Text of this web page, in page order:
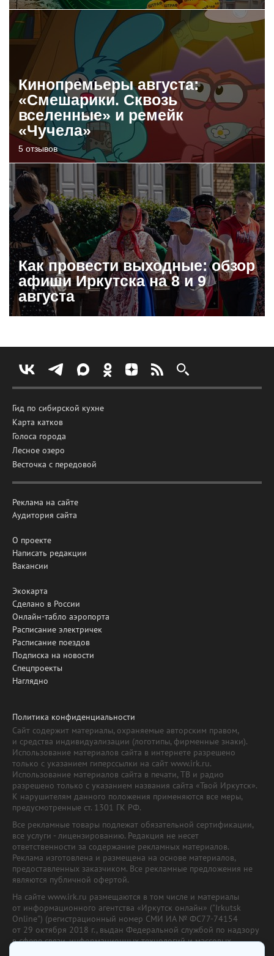
Кинопремьеры августа:
«Смешарики. Сквозь
вселенные» и ремейк
«Чучела»
5 отзывов
Как провести выходные: обзор
афиши Иркутска на 8 и 9
августа
Гид по сибирской кухне
Карта катков
Голоса города
Лесное озеро
Весточка с передовой
Реклама на сайте
Аудитория сайта
О проекте
Написать редакции
Вакансии
Экокарта
Сделано в России
Онлайн-табло аэропорта
Расписание электричек
Расписание поездов
Подписка на новости
Спецпроекты
Наглядно
Политика конфиденциальности
Сайт содержит материалы, охраняемые авторским правом,
и средства индивидуализации (логотипы, фирменные знаки).
Использование материалов сайта в интернете разрешено
только с указанием гиперссылки на сайт www.irk.ru.
Использование материалов сайта в печати, ТВ и радио
разрешено только с указанием названия сайта «Твой Иркутск».
К нарушителям данного положения применяются все меры,
предусмотренные ст. 1301 ГК РФ.
Все рекламные товары подлежат обязательной сертификации,
все услуги - лицензированию. Редакция не несет
ответственности за содержание рекламных материалов.
Реклама изготовлена и размещена на основе материалов,
предоставленных заказчиком. Все рекламные предложения не
являются публичной офертой.
На сайте www.irk.ru размещаются в том числе и материалы
от информационного агентства «Иркутск онлайн» ("Irkutsk
Online") (регистрационный номер СМИ ИА № ФС77-74154
от 29 октября 2018 г., выдан Федеральной службой по надзору
в сфере связи, информационных технологий и массовых